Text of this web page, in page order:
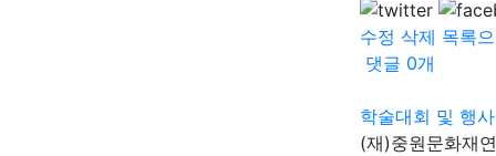
수정 삭제 목록
댓글 0개
학술대회 및 행사
(재)중원문화재